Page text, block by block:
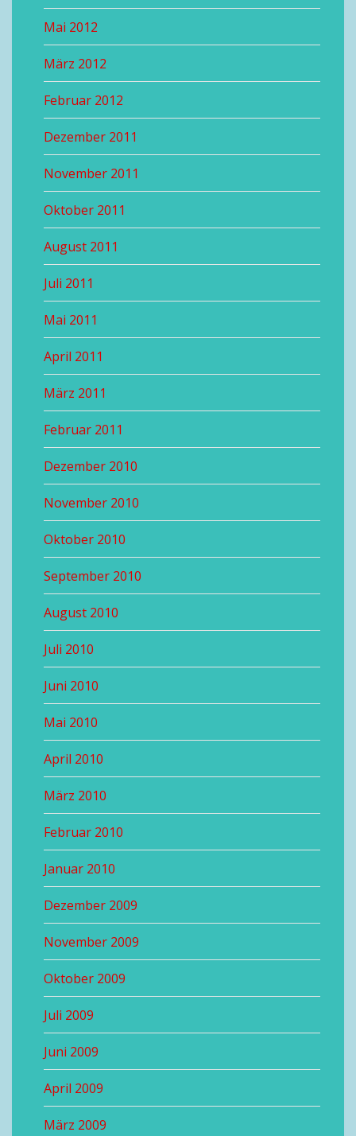
Mai 2012
März 2012
Februar 2012
Dezember 2011
November 2011
Oktober 2011
August 2011
Juli 2011
Mai 2011
April 2011
März 2011
Februar 2011
Dezember 2010
November 2010
Oktober 2010
September 2010
August 2010
Juli 2010
Juni 2010
Mai 2010
April 2010
März 2010
Februar 2010
Januar 2010
Dezember 2009
November 2009
Oktober 2009
Juli 2009
Juni 2009
April 2009
März 2009